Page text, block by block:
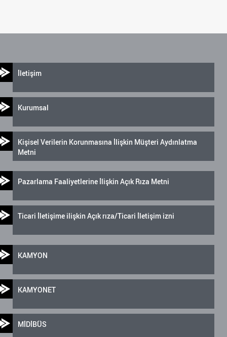
İletişim
Kurumsal
Kişisel Verilerin Korunmasına İlişkin Müşteri Aydınlatma
Metni
Pazarlama Faaliyetlerine İlişkin Açık Rıza Metni
Ticari İletişime ilişkin Açık rıza/Ticari İletişim izni
KAMYON
KAMYONET
MİDİBÜS